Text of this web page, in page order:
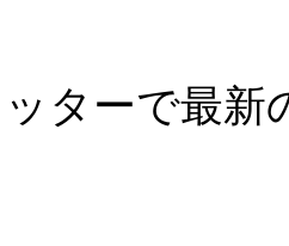
ターで最新